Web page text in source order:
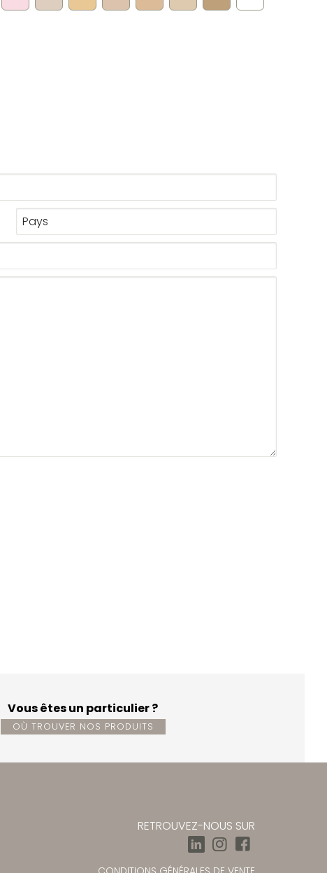
Vous êtes un particulier ?
OÙ TROUVER NOS PRODUITS
RETROUVEZ-NOUS SUR